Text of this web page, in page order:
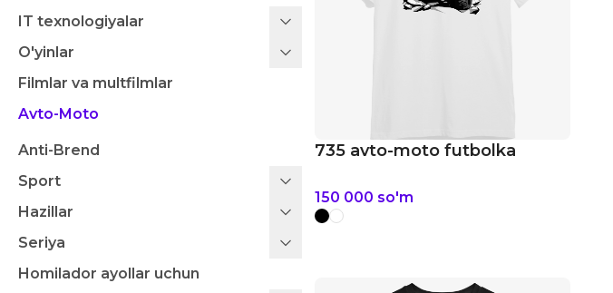
IT texnologiyalar
O'yinlar
Filmlar va multfilmlar
Avto-Moto
Anti-Brend
Sport
Hazillar
Seriya
Homilador ayollar uchun
735 avto-moto futbolka
150 000 so'm